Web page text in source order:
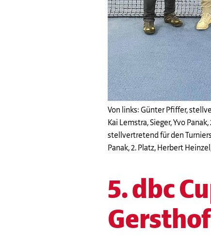
Von links: Günter Pfiffer,
Kai Lemstra, Sieger, Yvo
stellvertretend für den
Panak, 2. Platz, Herbert
5. dbc